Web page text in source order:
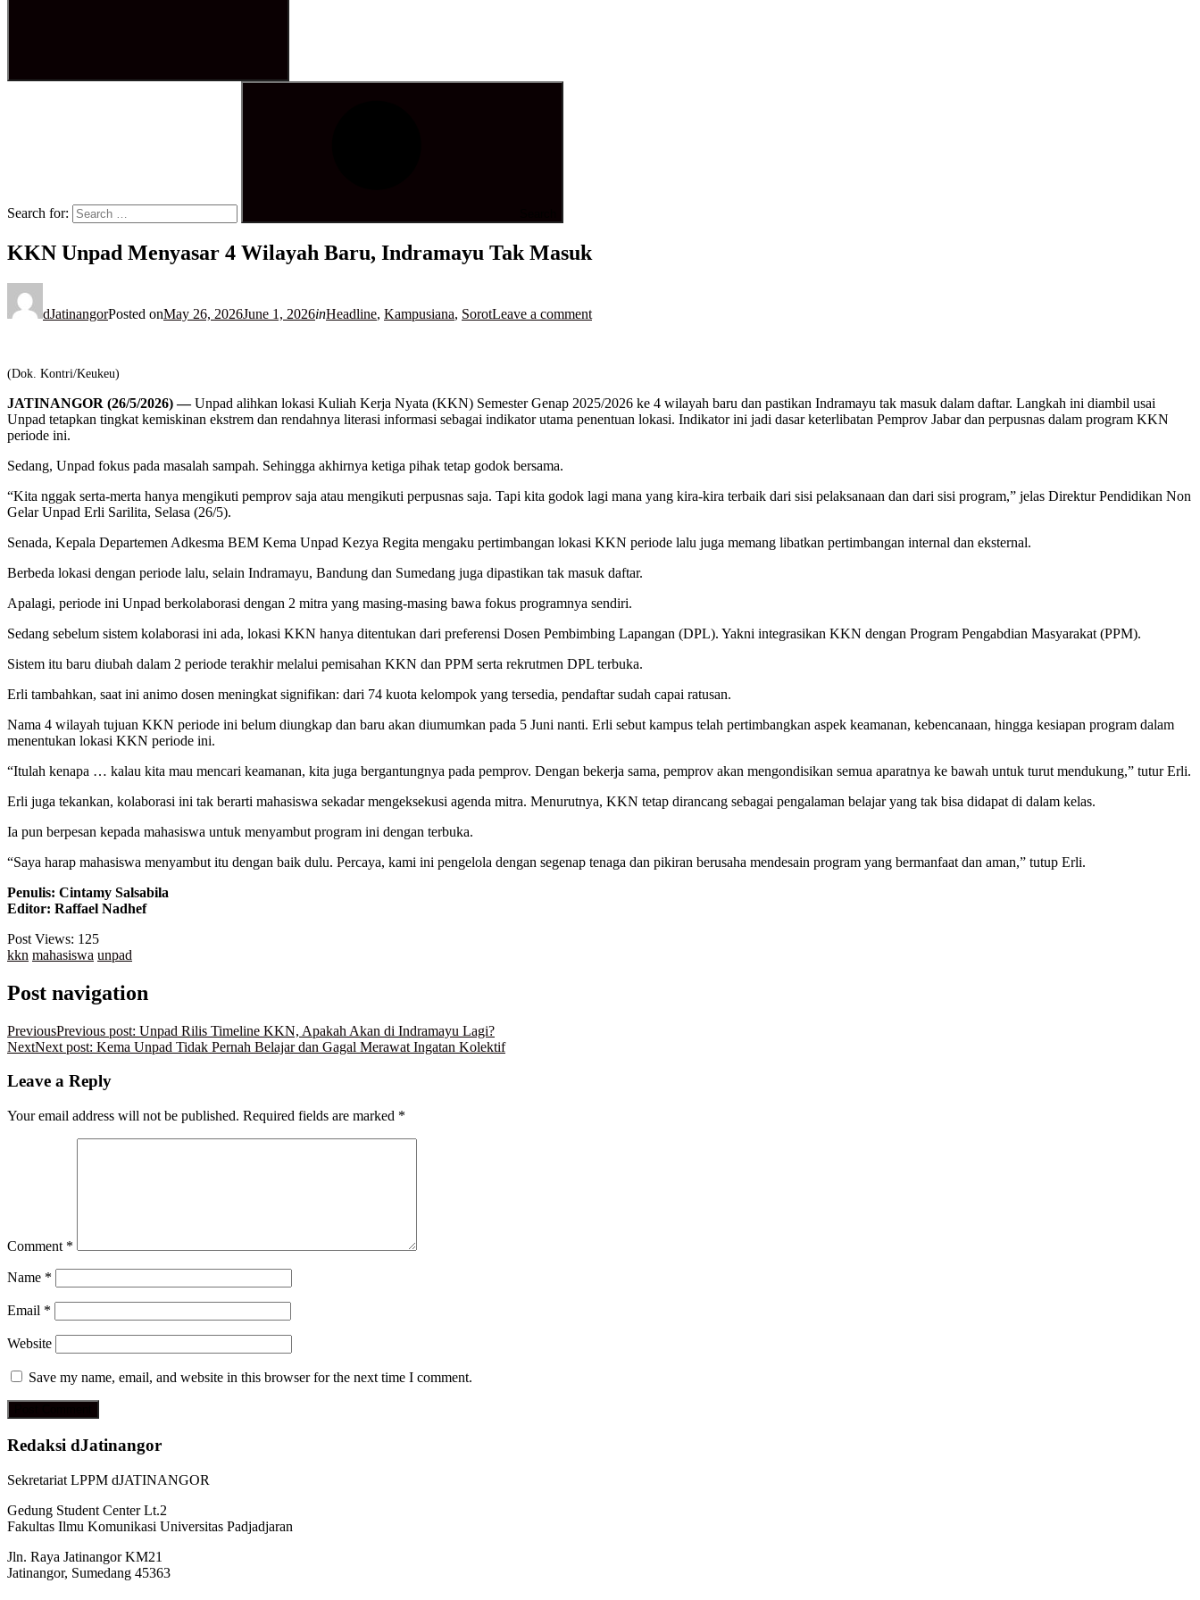
Search for:
KKN Unpad Menyasar 4 Wilayah Baru, Indramayu Tak Masuk
dJatinangorPosted onMay 26, 2026June 1, 2026inHeadline, Kampusiana, SorotLeave a comment
(Dok. Kontri/Keukeu)
JATINANGOR (26/5/2026) —Unpad alihkan lokasi Kuliah Kerja Nyata (KKN) Semester Genap 2025/2026 ke 4 wilayah baru dan pastikan Indramayu tak masuk dalam daftar. Langkah ini diambil usai
Unpad tetapkan tingkat kemiskinan ekstrem dan rendahnya literasi informasi sebagai indikator utama penentuan lokasi. Indikator ini jadi dasar keterlibatan Pemprov Jabar dan perpusnas dalam program KKN
periode ini.
Sedang, Unpad fokus pada masalah sampah. Sehingga akhirnya ketiga pihak tetap godok bersama.
“Kita nggak serta-merta hanya mengikuti pemprov saja atau mengikuti perpusnas saja. Tapi kita godok lagi mana yang kira-kira terbaik dari sisi pelaksanaan dan dari sisi program,” jelas Direktur Pendidikan Non
Gelar Unpad Erli Sarilita, Selasa (26/5).
Senada, Kepala Departemen Adkesma BEM Kema Unpad Kezya Regita mengaku pertimbangan lokasi KKN periode lalu juga memang libatkan pertimbangan internal dan eksternal.
Berbeda lokasi dengan periode lalu, selain Indramayu, Bandung dan Sumedang juga dipastikan tak masuk daftar.
Apalagi, periode ini Unpad berkolaborasi dengan 2 mitra yang masing-masing bawa fokus programnya sendiri.
Sedang sebelum sistem kolaborasi ini ada, lokasi KKN hanya ditentukan dari preferensi Dosen Pembimbing Lapangan (DPL). Yakni integrasikan KKN dengan Program Pengabdian Masyarakat (PPM).
Sistem itu baru diubah dalam 2 periode terakhir melalui pemisahan KKN dan PPM serta rekrutmen DPL terbuka.
Erli tambahkan, saat ini animo dosen meningkat signifikan: dari 74 kuota kelompok yang tersedia, pendaftar sudah capai ratusan.
Nama 4 wilayah tujuan KKN periode ini belum diungkap dan baru akan diumumkan pada 5 Juni nanti. Erli sebut kampus telah pertimbangkan aspek keamanan, kebencanaan, hingga kesiapan program dalam
menentukan lokasi KKN periode ini.
“Itulah kenapa … kalau kita mau mencari keamanan, kita juga bergantungnya pada pemprov. Dengan bekerja sama, pemprov akan mengondisikan semua aparatnya ke bawah untuk turut mendukung,” tutur Erli.
Erli juga tekankan, kolaborasi ini tak berarti mahasiswa sekadar mengeksekusi agenda mitra. Menurutnya, KKN tetap dirancang sebagai pengalaman belajar yang tak bisa didapat di dalam kelas.
Ia pun berpesan kepada mahasiswa untuk menyambut program ini dengan terbuka.
“Saya harap mahasiswa menyambut itu dengan baik dulu. Percaya, kami ini pengelola dengan segenap tenaga dan pikiran berusaha mendesain program yang bermanfaat dan aman,” tutup Erli.
Penulis: Cintamy Salsabila
Editor: Raffael Nadhef
Post Views: 125
kkn mahasiswa unpad
Post navigation
PreviousPrevious post: Unpad Rilis Timeline KKN, Apakah Akan di Indramayu Lagi?
NextNext post: Kema Unpad Tidak Pernah Belajar dan Gagal Merawat Ingatan Kolektif
Leave a Reply
Your email address will not be published. Required fields are marked *
Comment *
Name *
Email *
Website
Save my name, email, and website in this browser for the next time I comment.
Redaksi dJatinangor
Sekretariat LPPM dJATINANGOR
Gedung Student Center Lt.2
Fakultas Ilmu Komunikasi Universitas Padjadjaran
Jln. Raya Jatinangor KM21
Jatinangor, Sumedang 45363